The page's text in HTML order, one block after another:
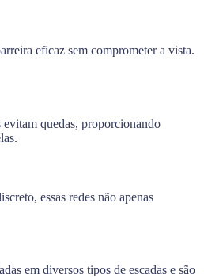
eficaz sem comprometer a vista.
evitam quedas, proporcionando
essas redes não apenas
em diversos tipos de escadas e são